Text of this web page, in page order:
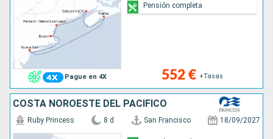
Pague en 4X 552 € +Tasas
Pensión completa
COSTA NOROESTE DEL PACÍFICO
Ruby Princess 8 d San Francisco 18/09/2027